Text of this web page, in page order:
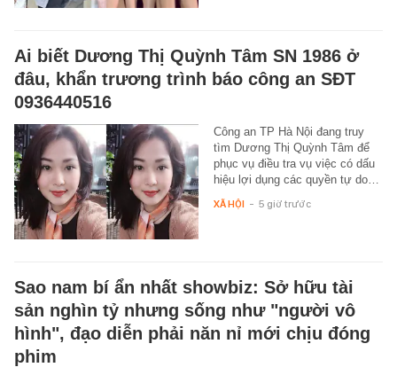
Ai biết Dương Thị Quỳnh Tâm SN 1986 ở
đâu, khẩn trương trình báo công an SĐT
0936440516
Công an TP Hà Nội đang truy
tìm Dương Thị Quỳnh Tâm để
phục vụ điều tra vụ việc có dấu
hiệu lợi dụng các quyền tự do…
XÃ HỘI - 5 giờ trước
Sao nam bí ẩn nhất showbiz: Sở hữu tài
sản nghìn tỷ nhưng sống như "người vô
hình", đạo diễn phải năn nỉ mới chịu đóng
phim